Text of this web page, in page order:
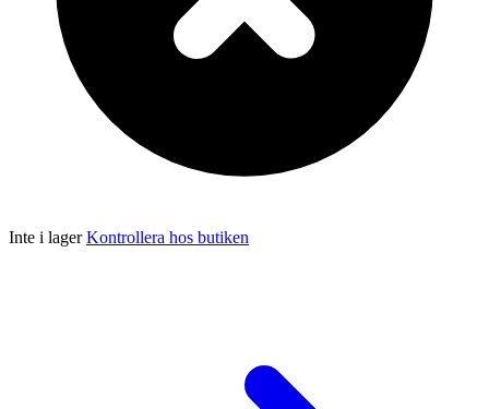
Inte i lagerKontrollera hos butiken